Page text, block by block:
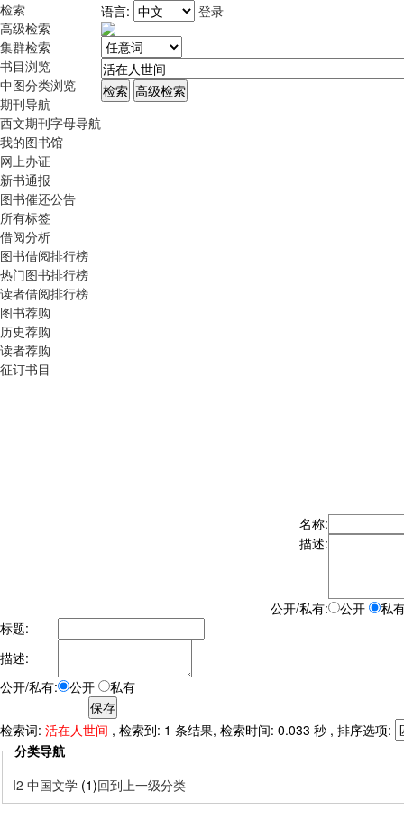
检索
高级检索
集群检索
书目浏览
中图分类浏览
期刊导航
西文期刊字母导航
我的图书馆
网上办证
新书通报
图书催还公告
所有标签
借阅分析
图书借阅排行榜
热门图书排行榜
读者借阅排行榜
图书荐购
历史荐购
读者荐购
征订书目
语言: 登录
名称:
描述:
公开/私有: 公开
私
标题:
描述:
公开/私有:
公开 私有
检索词: 活在人世间 , 检索到: 1 条结果, 检索时间: 0.033 秒 , 排序选项:
分类导航
I2 中国文学 (1)回到上一级分类